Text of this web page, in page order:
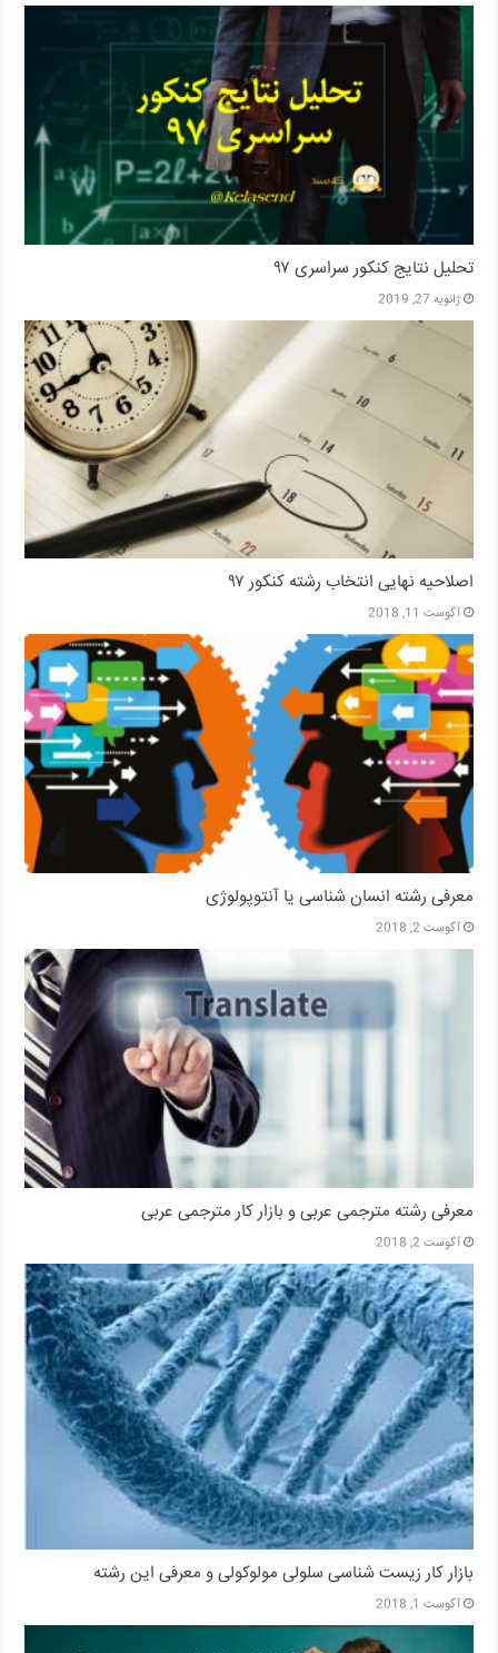
تحلیل نتایج کنکور سراسری ۹۷
ژانویه 27, 2019
اصلاحیه نهایی انتخاب رشته کنکور ۹۷
آگوست 11, 2018
معرفی رشته انسان شناسی یا آنتوپولوژی
آگوست 2, 2018
معرفی رشته مترجمی عربی و بازار کار مترجمی عربی
آگوست 2, 2018
بازار کار زیست شناسی سلولی مولوکولی و معرفی این رشته
آگوست 1, 2018